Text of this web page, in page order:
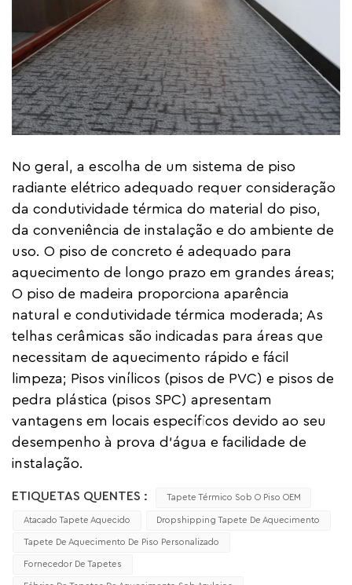
No geral, a escolha de um sistema de piso
radiante elétrico adequado requer consideração
da condutividade térmica do material do piso,
da conveniência de instalação e do ambiente de
uso. O piso de concreto é adequado para
aquecimento de longo prazo em grandes áreas;
O piso de madeira proporciona aparência
natural e condutividade térmica moderada; As
telhas cerâmicas são indicadas para áreas que
necessitam de aquecimento rápido e fácil
limpeza; Pisos vinílicos (pisos de PVC) e pisos de
pedra plástica (pisos SPC) apresentam
vantagens em locais específicos devido ao seu
desempenho à prova d'água e facilidade de
instalação.
ETIQUETAS QUENTES : Tapete Térmico Sob O Piso OEM
Atacado Tapete Aquecido Dropshipping Tapete De Aquecimento
Tapete De Aquecimento De Piso Personalizado
Fornecedor De Tapetes